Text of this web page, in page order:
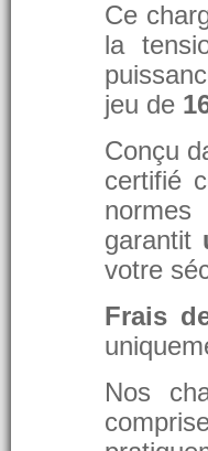
Ce
la
jeu de
Conçu
certifié
normes
garantit
votre
Frais
Nos